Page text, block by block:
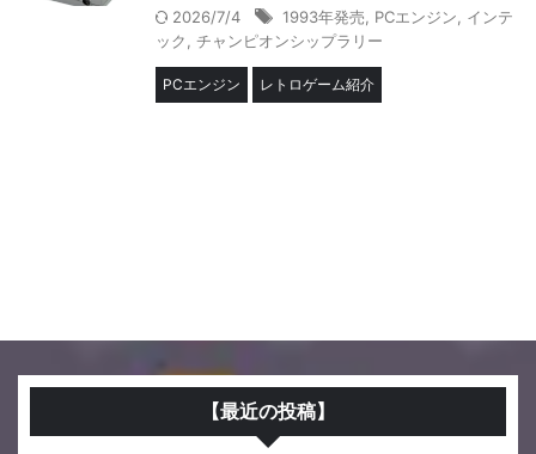
2026/7/4 1993年発売 PCエンジン
インテ
ック
チャンピオンシップラリー
PCエンジン レトロゲーム紹介
【最近の投稿】